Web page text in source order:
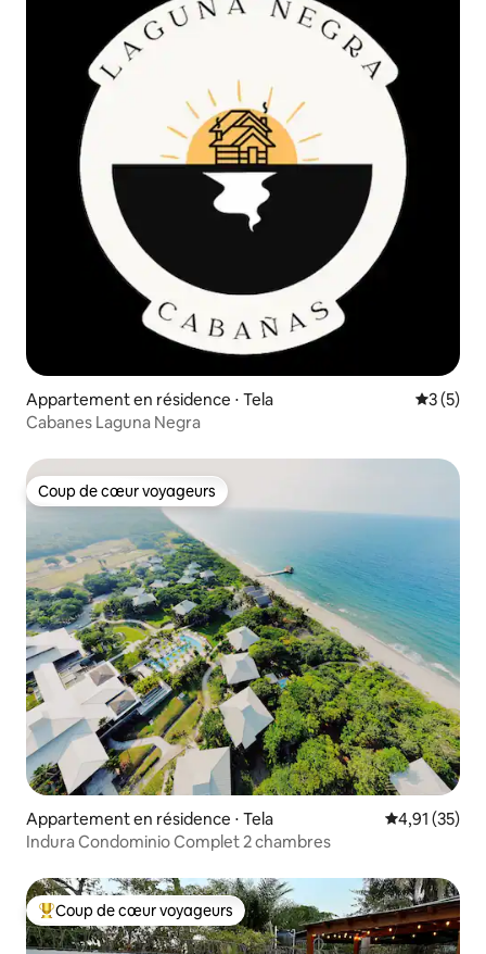
Appartement en résidence ⋅ Tela
3 (5)
Cabanes Laguna Negra
Coup de cœur voyageurs
Coup de cœur voyageurs
Appartement en résidence ⋅ Tela Évaluation
4,91 (35)
Indura Condominio Complet 2 chambres
Coups de cœur voyageurs les plus appréciés
Coup de cœur voyageurs